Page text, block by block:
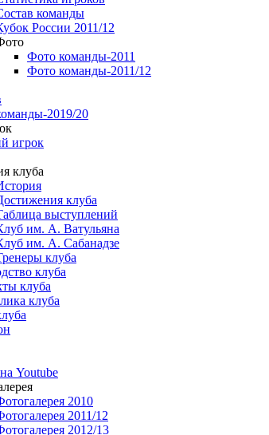
команды
России 2011/12
Фото команды-2011
Фото команды-2011/12
2019/20
игрок
клуба
клуба
выступлений
им. А. Ватульяна
им. А. Сабанадзе
клуба
клуба
клуба
клуба
Youtube
2010
2011/12
2012/13